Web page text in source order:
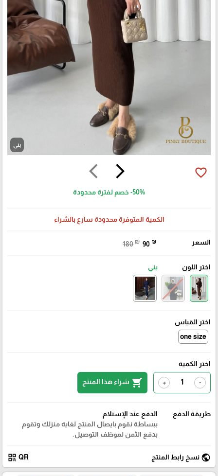
بني
arrow_forward_ios
arrow_back_ios favorite_border
-50% خصم لفترة محدودة
الكمية المتوفرة محدودة سارع بالشراء
السعر 180 ₪ 90 ₪
اختر اللون بني
اختر القياس
one size
اختر الكمية
-
+
shopping_cart شراء هذا المنتج
طريقة الدفع
الدفع عند الإستلام
ببساطة نقوم بايصال المنتج لغاية منزلك وتقوم
بدفع الثمن لموظف التوصيل.
public نسخ رابط المنتج QR
qr_code